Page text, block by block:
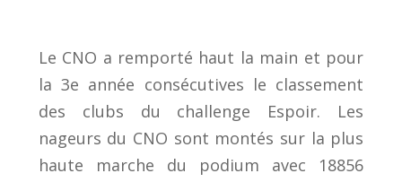
Le CNO a remporté haut la main et pour
la 3e année consécutives le classement
des clubs du challenge Espoir. Les
nageurs du CNO sont montés sur la plus
haute marche du podium avec 18856